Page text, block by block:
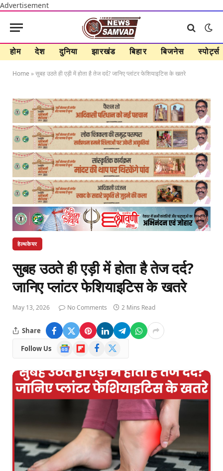
Advertisement
होम देश दुनिया झारखंड बिहार बिजनेस स्पोर्ट्स
Home »सुबह उठते ही एड़ी में होता है तेज दर्द? जानिए प्लांटर फेशियाइटिस के खतरे
हेल्थकेयर
सुबह उठते ही एड़ी में होता है तेज दर्द?
जानिए प्लांटर फेशियाइटिस के खतरे
May 13, 2026 No Comments 2 Mins Read
Share
Follow Us
Google
News
FlipboardFacebook